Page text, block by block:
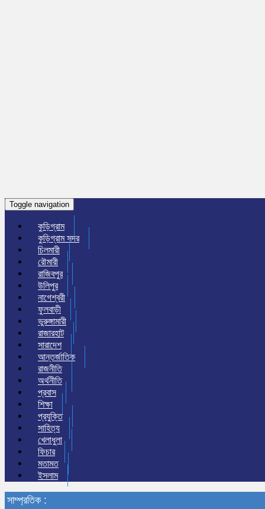
Toggle navigation
কুড়িগ্রাম
কুড়িগ্রাম সদর
চিলমারী
রৌমারী
রাজিবপুর
উলিপুর
নাগেশ্বরী
ফুলবাড়ী
ভুরুঙ্গামারী
রাজারহাট
সারাদেশ
আন্তর্জাতিক
রাজনীতি
অর্থনীতি
প্রবাস
শিক্ষা
প্রযুক্তি
সাহিত্য
খেলাধুলা
ফিচার
মতামত
ইসলাম
সাম্প্রতিক :